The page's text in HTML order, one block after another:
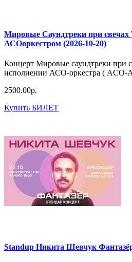
Мировые Саундтреки при свечах
АСОоркестром (2026-10-20)
Концерт Мировые саундтреки при
исполнении АСО-оркестра ( ACO-
2500.00р.
Купить БИЛЕТ
Standup Никита Шевчук